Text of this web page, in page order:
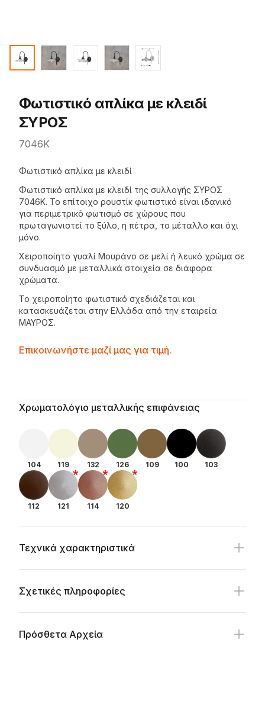
Φωτιστικό απλίκα με κλειδί
ΣΥΡΟΣ
7046K
Description
Φωτιστικό απλίκα με κλειδί
Φωτιστικό απλίκα με κλειδί της συλλογής ΣΥΡΟΣ
7046K. Το επίτοιχο ρουστίκ φωτιστικό είναι ιδανικό
για περιμετρικό φωτισμό σε χώρους που
πρωταγωνιστεί το ξύλο, η πέτρα, το μέταλλο και όχι
μόνο.
Χειροποίητο γυαλί Μουράνο σε μελί ή λευκό χρώμα σε
συνδυασμό με μεταλλικά στοιχεία σε διάφορα
χρώματα.
Το χειροποίητο φωτιστικό σχεδιάζεται και
κατασκευάζεται στην Ελλάδα από την εταιρεία
ΜΑΥΡΟΣ.
Contactprice
Επικοινωνήστε μαζί μας για τιμή.
Additional details
Χρωματολόγιο μεταλλικής επιφάνειας
104 119 132 126 109 100 103
112 121 114 120
Τεχνικά χαρακτηριστικά
Σχετικές πληροφορίες
Πρόσθετα Αρχεία